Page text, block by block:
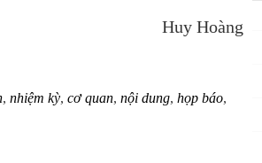
Huy Hoàng
, nhiệm kỳ, cơ quan, nội dung, họp báo,